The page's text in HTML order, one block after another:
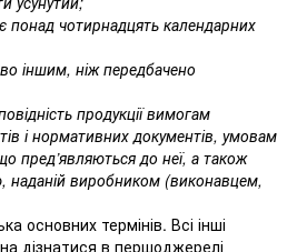
понад чотирнадцять календарних
іншим, ніж передбачено
продукції вимогам
і нормативних документів, умовам
пред’являються до неї, а також
наданій виробником (виконавцем,
основних термінів. Всі інші
дізнатися в першоджерелі